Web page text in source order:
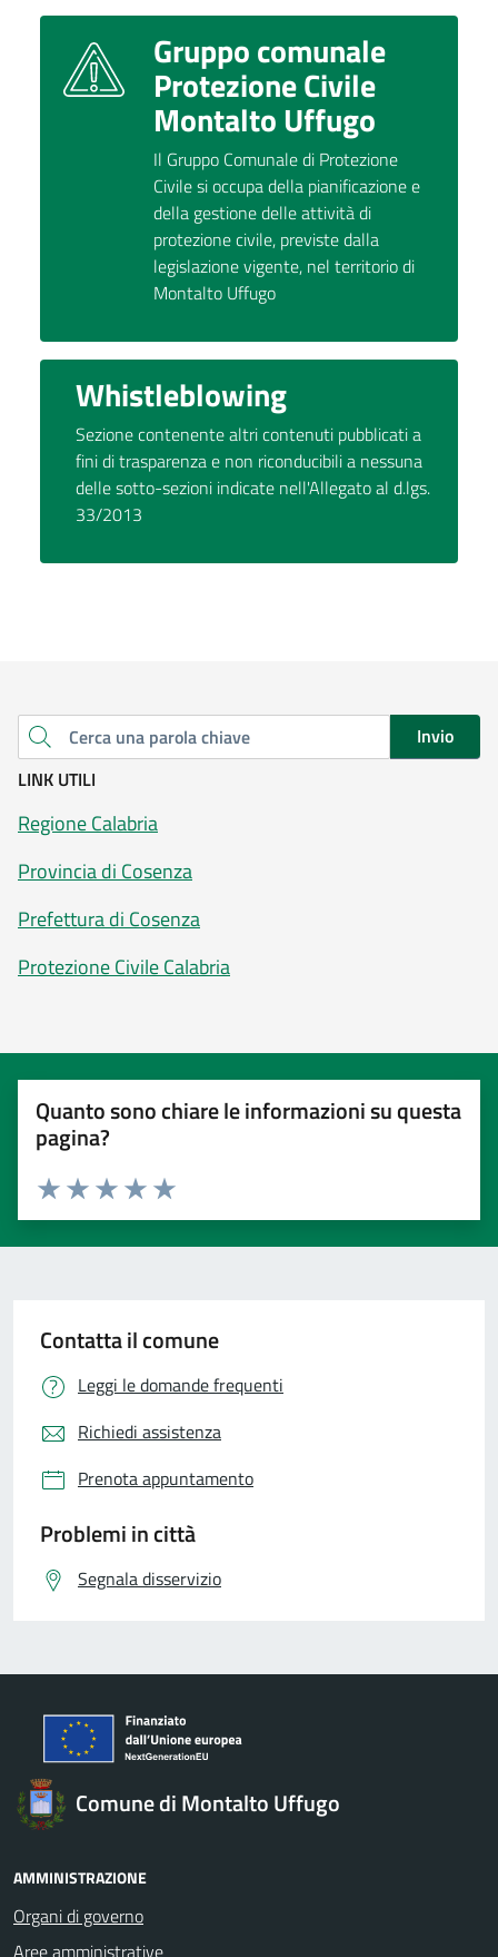
Gruppo comunale
Protezione Civile
Montalto Uffugo
Il Gruppo Comunale di Protezione
Civile si occupa della pianificazione e
della gestione delle attività di
protezione civile, previste dalla
legislazione vigente, nel territorio di
Montalto Uffugo
Whistleblowing
Sezione contenente altri contenuti pubblicati a
fini di trasparenza e non riconducibili a nessuna
delle sotto-sezioni indicate nell'Allegato al d.lgs.
33/2013
Cerca una parola chiave
Invio
LINK UTILI
Regione Calabria
Provincia di Cosenza
Prefettura di Cosenza
Protezione Civile Calabria
Quanto sono chiare le informazioni su questa
pagina?
Valuta 5 stelle su 5
Valuta 4 stelle su 5
Valuta 3 stelle su 5
Valuta 2 stelle su 5
Valuta 1 stelle su 5
Contatta il comune
Leggi le domande frequenti
Richiedi assistenza
Prenota appuntamento
Problemi in città
Segnala disservizio
Comune di Montalto Uffugo
AMMINISTRAZIONE
Organi di governo
Aree amministrative